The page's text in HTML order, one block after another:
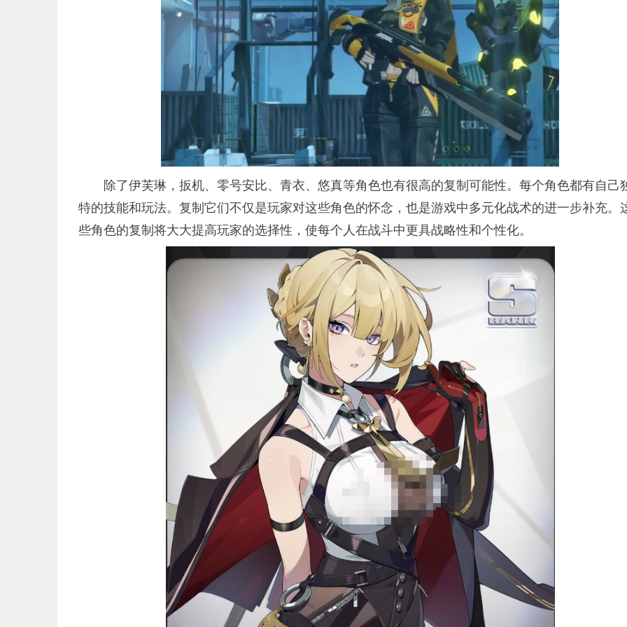
除了伊芙琳，扳机、零号安比、青衣、悠真等角色也有很高的复制可能性。每个角色都有自己
特的技能和玩法。复制它们不仅是玩家对这些角色的怀念，也是游戏中多元化战术的进一步补充。
些角色的复制将大大提高玩家的选择性，使每个人在战斗中更具战略性和个性化。